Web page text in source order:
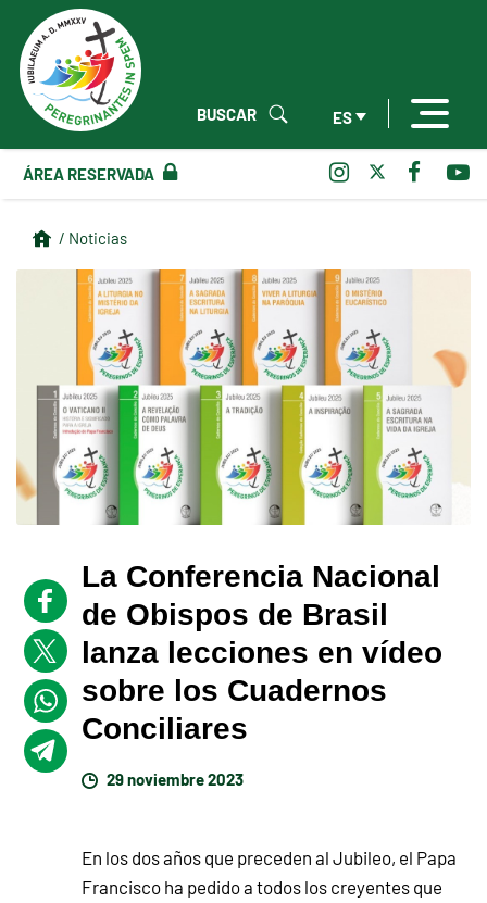
ES
BUSCAR
ÁREA RESERVADA
/ Noticias
La Conferencia Nacional
de Obispos de Brasil
lanza lecciones en vídeo
sobre los Cuadernos
Conciliares
29 noviembre 2023
En los dos años que preceden al Jubileo, el Papa
Francisco ha pedido a todos los creyentes que